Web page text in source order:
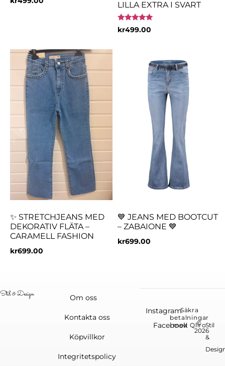
LILLA EXTRA I SVART
Betygsatt
5.00
kr499.00
✨ STRETCHJEANS MED
DEKORATIV FLÄTA –
CARAMELL FASHION
kr699.00
💙 JEANS MED BOOTCUT
– ZABAIONE 💙
kr699.00
Om oss
Kontakta oss
Köpvillkor
Integritetspolicy
©
2026
Stil
&
Instagram
Facebook
Säkra
betalningar
med Qliro